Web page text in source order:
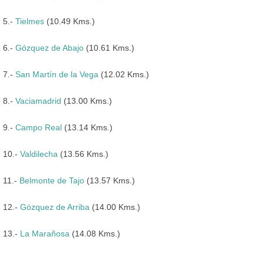
5.- Tielmes (10.49 Kms.)
6.- Gózquez de Abajo (10.61 Kms.)
7.- San Martín de la Vega (12.02 Kms.)
8.- Vaciamadrid (13.00 Kms.)
9.- Campo Real (13.14 Kms.)
10.- Valdilecha (13.56 Kms.)
11.- Belmonte de Tajo (13.57 Kms.)
12.- Gózquez de Arriba (14.00 Kms.)
13.- La Marañosa (14.08 Kms.)